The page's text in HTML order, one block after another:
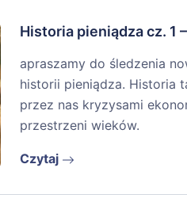
Historia pieniądza cz. 1
apraszamy do śledzenia
historii pieniądza. Historia
przez nas kryzysami
przestrzeni wieków.
Czytaj